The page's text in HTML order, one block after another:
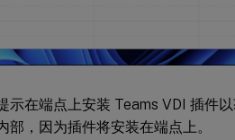
示在端点上安装 Teams VDI 插件
，因为插件将安装在端点上。